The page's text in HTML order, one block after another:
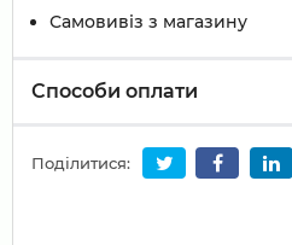
Самовивіз з магазину
Способи оплати
Поділитися: